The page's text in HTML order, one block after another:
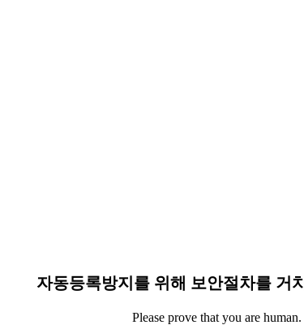
자동등록방지를 위해 보안절차를 거
Please prove that you are human.